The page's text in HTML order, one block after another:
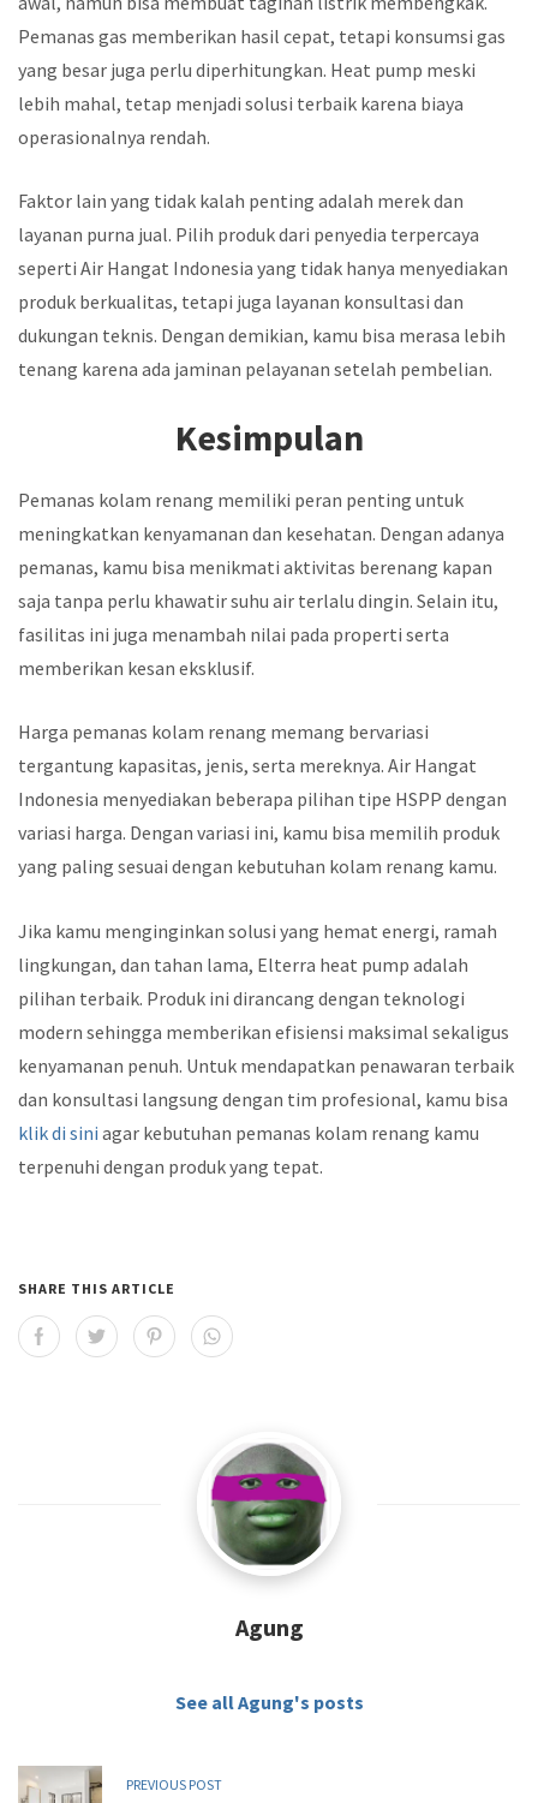
Pemanas gas memberikan hasil cepat, tetapi konsumsi gas
yang besar juga perlu diperhitungkan. Heat pump meski
lebih mahal, tetap menjadi solusi terbaik karena biaya
operasionalnya rendah.
Faktor lain yang tidak kalah penting adalah merek dan
layanan purna jual. Pilih produk dari penyedia terpercaya
seperti Air Hangat Indonesia yang tidak hanya menyediakan
produk berkualitas, tetapi juga layanan konsultasi dan
dukungan teknis. Dengan demikian, kamu bisa merasa lebih
tenang karena ada jaminan pelayanan setelah pembelian.
Kesimpulan
Pemanas kolam renang memiliki peran penting untuk
meningkatkan kenyamanan dan kesehatan. Dengan adanya
pemanas, kamu bisa menikmati aktivitas berenang kapan
saja tanpa perlu khawatir suhu air terlalu dingin. Selain itu,
fasilitas ini juga menambah nilai pada properti serta
memberikan kesan eksklusif.
Harga pemanas kolam renang memang bervariasi
tergantung kapasitas, jenis, serta mereknya. Air Hangat
Indonesia menyediakan beberapa pilihan tipe HSPP dengan
variasi harga. Dengan variasi ini, kamu bisa memilih produk
yang paling sesuai dengan kebutuhan kolam renang kamu.
Jika kamu menginginkan solusi yang hemat energi, ramah
lingkungan, dan tahan lama, Elterra heat pump adalah
pilihan terbaik. Produk ini dirancang dengan teknologi
modern sehingga memberikan efisiensi maksimal sekaligus
kenyamanan penuh. Untuk mendapatkan penawaran terbaik
dan konsultasi langsung dengan tim profesional, kamu bisa
klik di sini agar kebutuhan pemanas kolam renang kamu
terpenuhi dengan produk yang tepat.
SHARE THIS ARTICLE
Agung
See all Agung's posts
PREVIOUS POST